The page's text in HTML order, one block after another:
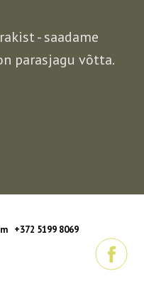
- saadame
parasjagu võtta.
+372 5199 8069